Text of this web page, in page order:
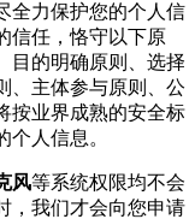
全力保护您的个人信
信任，恪守以下原
目的明确原则、选择
、主体参与原则、公
按业界成熟的安全标
人信息。
风等系统权限均不会
，我们才会向您申请